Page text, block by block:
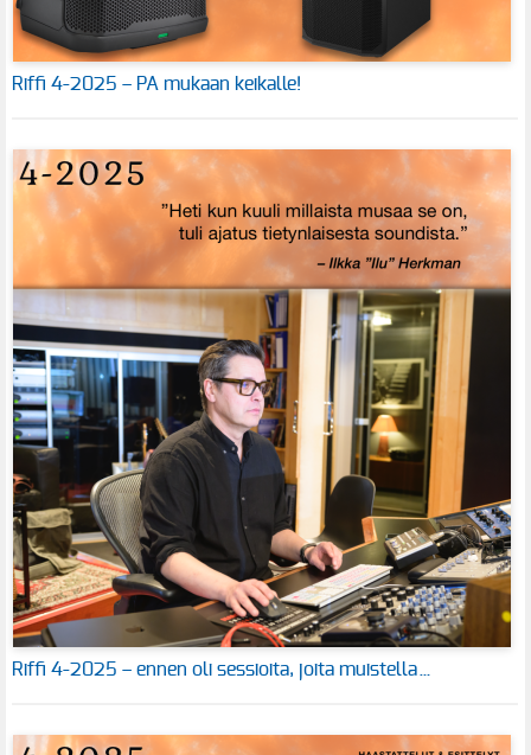
Riffi 4-2025 – PA mukaan keikalle!
Riffi 4-2025 – ennen oli sessioita, joita muistella…